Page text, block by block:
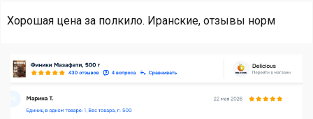
Хорошая цена за полкило. Иранские, отзывы норм